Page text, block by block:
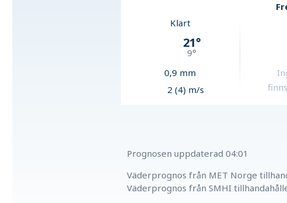
Klart
21°
9°
0,9 mm
2 (4) m/s
Prognosen uppdaterad 04:01
Väderprognos från MET Norge
Väderprognos från SMHI